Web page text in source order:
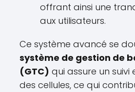
offrant ainsi une
aux utilisateurs.
Ce système avancé se
système de gestion de
(GTC) qui assure un suivi
des cellules, ce qui